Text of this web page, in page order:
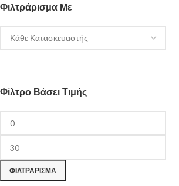
Φιλτράρισμα Με
Φίλτρο Βάσει Τιμής
ΦΙΛΤΡΆΡΙΣΜΑ